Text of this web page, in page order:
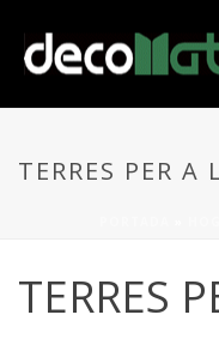
TERRES PER A
TERRES